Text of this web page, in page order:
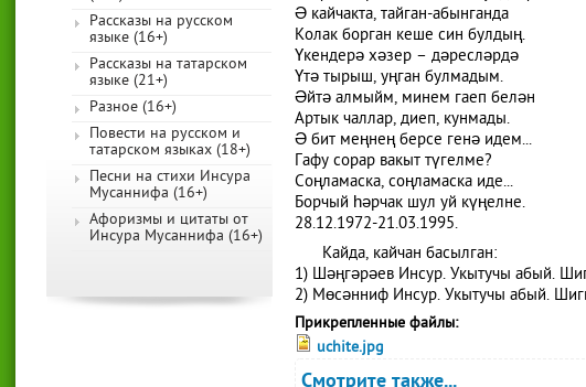
Ә кайчакта, тайган-абынганда
Колак борган кеше син булдың.
Үкендерә хәзер – дәресләрдә
Үтә тырыш, уңган булмадым.
Әйтә алмыйм, минем гаеп белән
Артык чаллар, диеп, кунмады.
Ә бит меңнең берсе генә идем...
Гафу сорар вакыт түгелме?
Соңламаска, соңламаска иде...
Борчый һәрчак шул уй күңелне.
28.12.1972-21.03.1995.
Кайда, кайчан басылган:
1) Шәңгәрәев Инсур. Укытучы абый.
2) Мөсәнниф Инсур. Укытучы абый.
Прикрепленные файлы:
uchite.jpg
Рассказы на русском
языке (16+)
Рассказы на татарском
языке (21+)
Разное (16+)
Повести на русском и
татарском языках (18+)
Песни на стихи Инсура
Мусаннифа (16+)
Афоризмы и цитаты от
Инсура Мусаннифа (16+)